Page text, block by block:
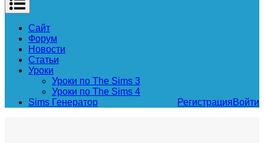
Сайт
Форум
Новости
Статьи
Уроки
Уроки по The Sims 3
Уроки по The Sims 4
Войти
Регистрация
Sims Генератор